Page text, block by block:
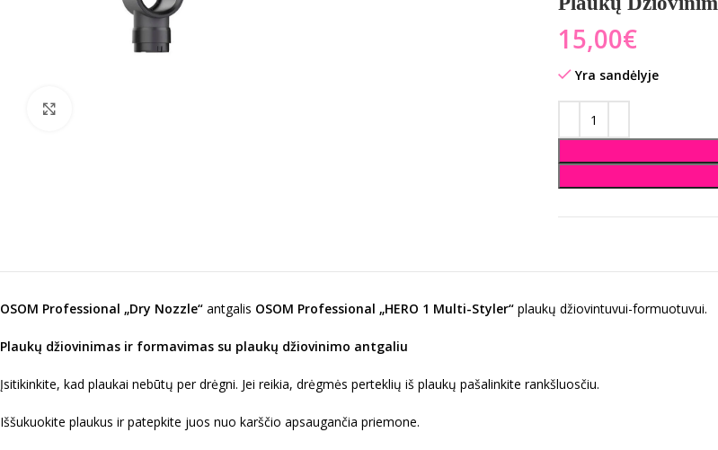
€
Yra sandėlyje
OSOM Professional „Dry Nozzle“ antgalis OSOM Professional „HERO 1 Multi-Styler“ plaukų džiovintuvui-formuotuvui.
Plaukų džiovinimas ir formavimas su plaukų džiovinimo antgaliu
Įsitikinkite, kad plaukai nebūtų per drėgni. Jei reikia, drėgmės perteklių iš plaukų pašalinkite rankšluosčiu.
Iššukuokite plaukus ir patepkite juos nuo karščio apsaugančia priemone.